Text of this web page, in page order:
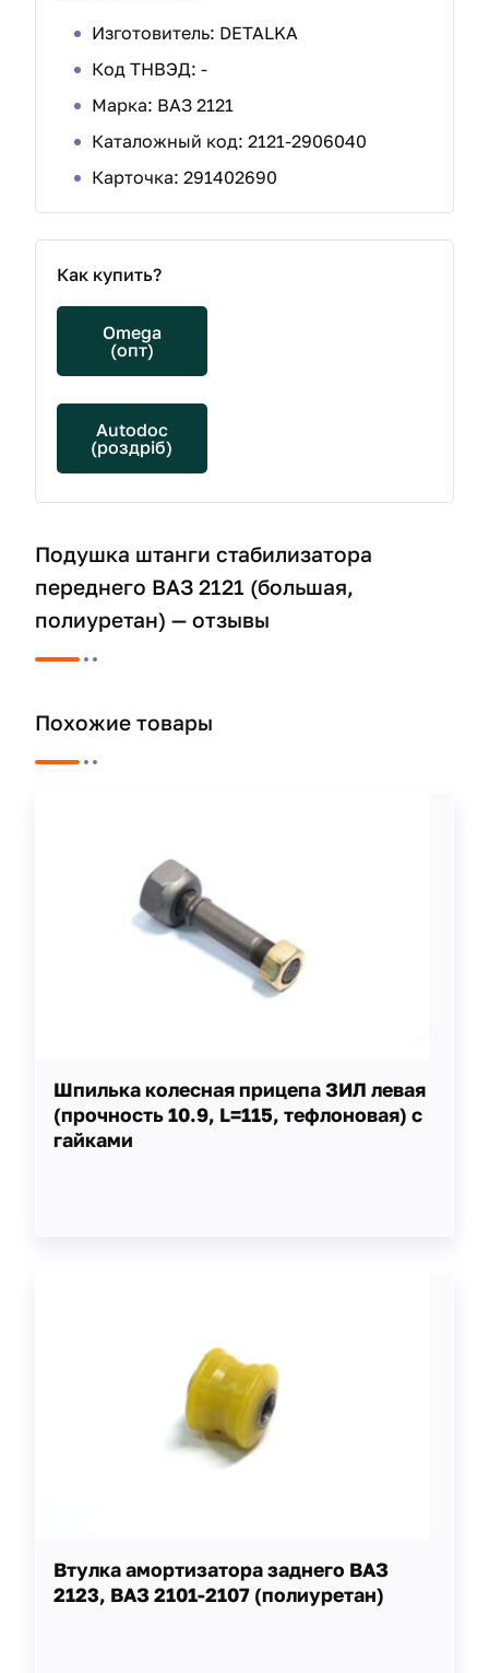
Изготовитель: DETALKA
Код ТНВЭД: -
Марка: ВАЗ 2121
Каталожный код: 2121-2906040
Карточка: 291402690
Как купить?
Omega
(опт)
Autodoc
(роздріб)
Подушка штанги стабилизатора
переднего ВАЗ 2121 (большая,
полиуретан) — отзывы
Похожие товары
Шпилька колесная прицепа ЗИЛ левая
(прочность 10.9, L=115, тефлоновая) с
гайками
Втулка амортизатора заднего ВАЗ
2123, ВАЗ 2101-2107 (полиуретан)